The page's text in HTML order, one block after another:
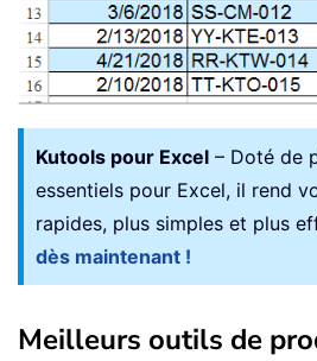
Kutools pour Excel – Doté de
essentiels pour Excel, il rend
rapides, plus simples et plus
dès maintenant !
Meilleurs outils de